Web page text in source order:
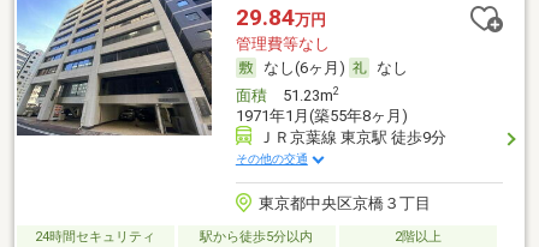
29.84万円
管理費等なし
なし(6ヶ月)
なし
面積51.23m2
1971年1月(築55年8ヶ月)
ＪＲ京葉線 東京駅 徒歩9分
その他の交通
東京都中央区京橋３丁目
24時間セキュリティ 駅から徒歩5分以内
2階以上